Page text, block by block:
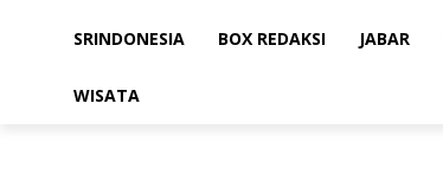
SRINDONESIA BOX REDAKSI JABAR
WISATA